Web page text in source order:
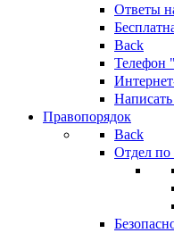
Ответы
Back
Телефон
Правопорядок
Back
Отдел по